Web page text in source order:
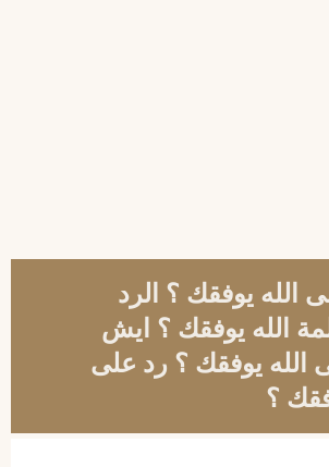
الله يوفقك ؟ الرد
الله يوفقك ؟ ايش
الله يوفقك ؟ رد على
؟